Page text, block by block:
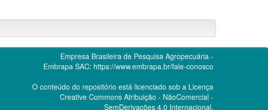
Empresa Brasileira de Pesquisa Agropecuária -
Embrapa SAC: https://www.embrapa.br/fale-conosco
O conteúdo do repositório está licenciado sob a Licença
Creative CommonsAtribuição - NãoComercial -
SemDerivações 4.0 Internacional.